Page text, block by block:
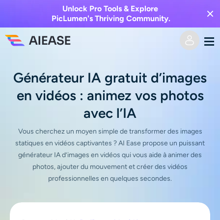
Unlock Pro Tools & Explore
PicLumen's Thriving Community.
Vidéo IA
De l’image à la vidéo
Générateur de baisers IA
Image IA
Image vers image
Texte en image
Éditeur et créateur de photos
Prisée
Générateur IA gratuit d’images
en vidéos : animez vos photos
avec l’IA
Vous cherchez un moyen simple de transformer des images
statiques en vidéos captivantes ? AI Ease propose un puissant
générateur IA d’images en vidéos qui vous aide à animer des
photos, ajouter du mouvement et créer des vidéos
professionnelles en quelques secondes.